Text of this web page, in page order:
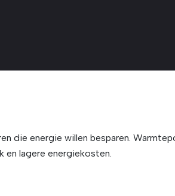
die energie willen besparen.
en lagere energiekosten.